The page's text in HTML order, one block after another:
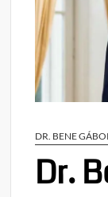
DR. BENE
Dr.